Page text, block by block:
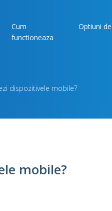
Cum
functioneaza
Optiuni
dispozitivele mobile?
mobile?